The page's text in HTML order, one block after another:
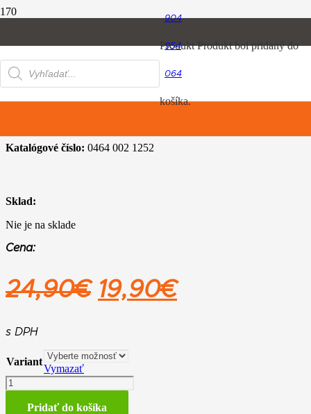
904
954
064
Products
search
ProduktProduktbol pridaný do
košíka.
Produkt Variant
XL
XL
Katalógové číslo: 0464 002 1252
Sklad:
Nie je na sklade
Cena:
24,90€ Pôvodná
24,90€.
19,90€Aktuálna
s DPH
Variant
Vymazať
množstvo
Biele
tričkoPridať do košíka